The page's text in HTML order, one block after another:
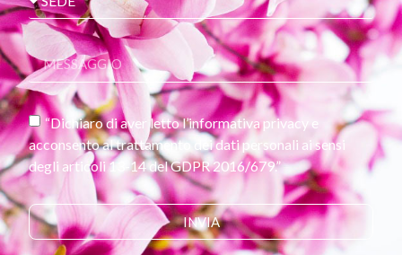
“Dichiaro di aver letto l’informativa privacy e
acconsento al trattamento dei dati personali ai sensi
degli articoli 13-14 del GDPR 2016/679.”
INVIA